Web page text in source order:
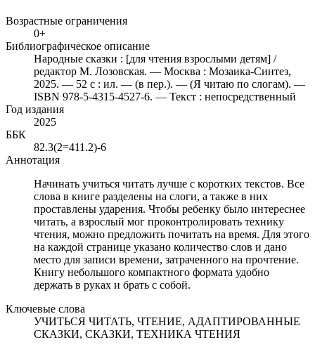
Возрастные ограничения
0+
Библиографическое описание
Народные сказки : [для чтения взрослыми детям] /
редактор М. Лозовская. — Москва : Мозаика-Синтез,
2025. — 52 с : ил. — (в пер.). — (Я читаю по слогам). —
ISBN 978-5-4315-4527-6. — Текст : непосредственный
Год издания
2025
ББК
82.3(2=411.2)-6
Аннотация
Начинать учиться читать лучше с коротких текстов. Все
слова в книге разделены на слоги, а также в них
проставлены ударения. Чтобы ребенку было интереснее
читать, а взрослый мог проконтролировать технику
чтения, можно предложить почитать на время. Для этого
на каждой странице указано количество слов и дано
место для записи времени, затраченного на прочтение.
Книгу небольшого компактного формата удобно
держать в руках и брать с собой.
Ключевые слова
УЧИТЬСЯ ЧИТАТЬ, ЧТЕНИЕ, АДАПТИРОВАННЫЕ
СКАЗКИ, СКАЗКИ, ТЕХНИКА ЧТЕНИЯ